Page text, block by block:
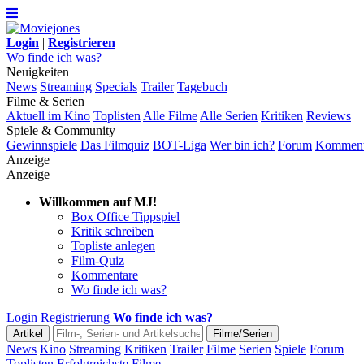
Login | Registrieren
Wo finde ich was?
Neuigkeiten
News Streaming Specials Trailer Tagebuch
Filme & Serien
Aktuell im Kino Toplisten Alle Filme Alle Serien Kritiken Reviews
Spiele & Community
Gewinnspiele Das Filmquiz BOT-Liga Wer bin ich? Forum
Anzeige
Anzeige
Willkommen auf MJ!
Box Office Tippspiel
Kritik schreiben
Topliste anlegen
Film-Quiz
Kommentare
Wo finde ich was?
Login Registrierung Wo finde ich was?
News Kino Streaming Kritiken Trailer Filme Serien Spiele Forum